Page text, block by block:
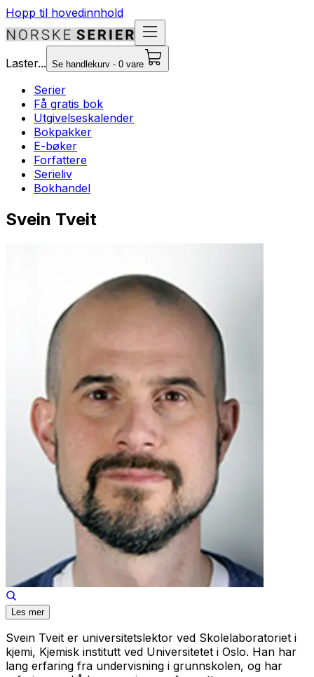
Hopp til hovedinnhold
Laster... Se handlekurv - 0 vare
Serier
Få gratis bok
Utgivelseskalender
Bokpakker
E-bøker
Forfattere
Serieliv
Bokhandel
Svein Tveit
Les mer
Svein Tveit er universitetslektor ved Skolelaboratoriet i
kjemi, Kjemisk institutt ved Universitetet i Oslo. Han har
lang erfaring fra undervisning i grunnskolen, og har